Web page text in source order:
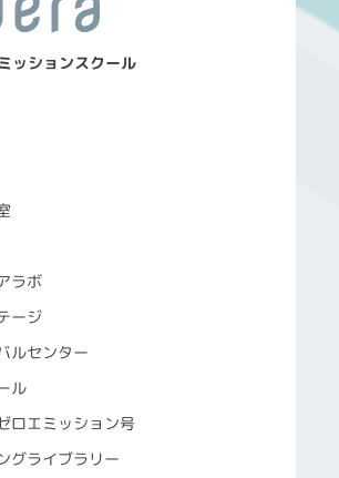
ッションスクール
ラボ
ージ
ルセンター
ル
ロエミッション号
グライブラリー